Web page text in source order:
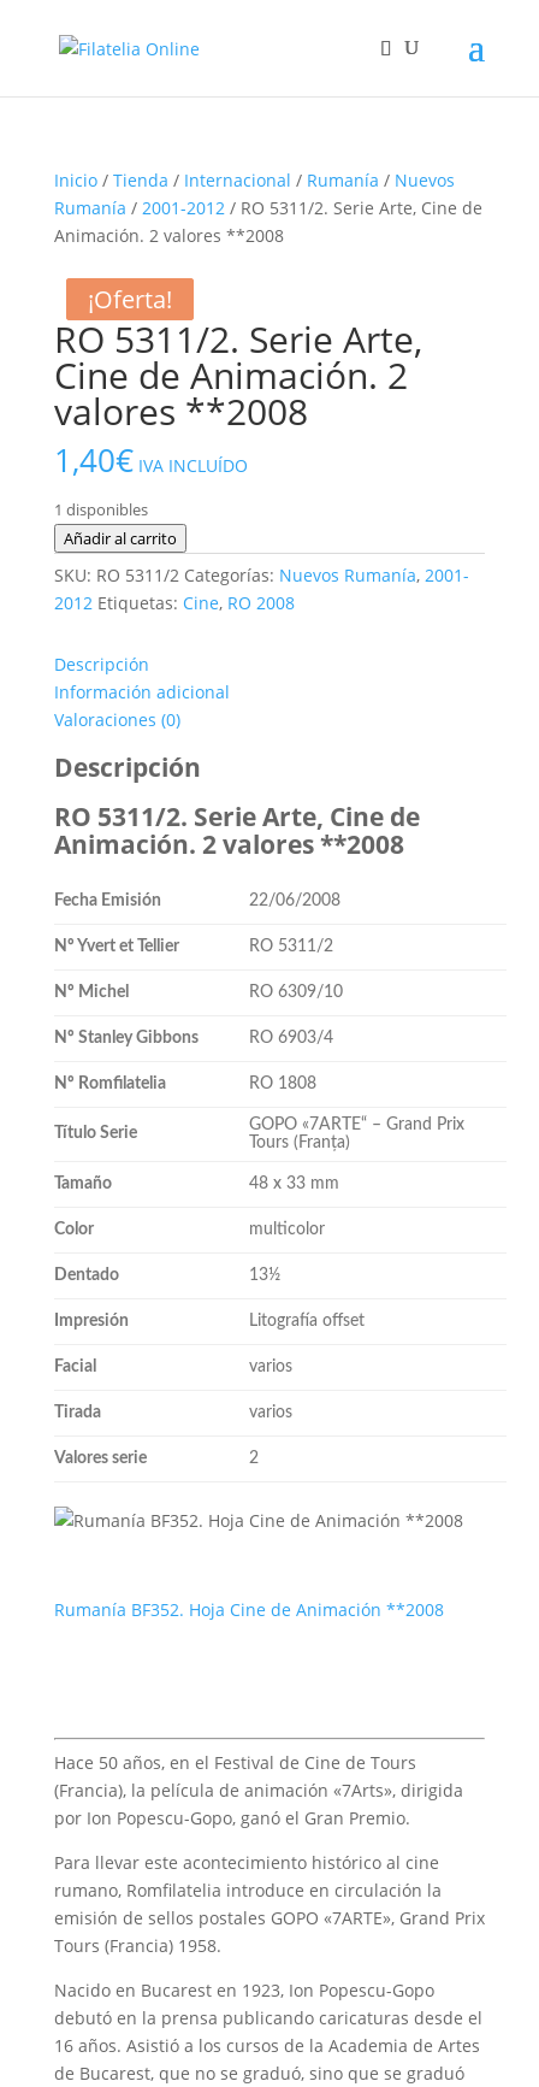
Inicio/ Tienda / Internacional / Rumanía / Nuevos
Rumanía / 2001-2012/ RO 5311/2. Serie Arte, Cine de
Animación. 2 valores **2008
RO 5311/2. Serie Arte,
Cine de Animación. 2
valores **2008
1,40€ IVA INCLUÍDO
1 disponibles
RO
5311/2.
Serie
de
Animación.
2
valores
cantidad
Añadir al carrito
SKU: RO 5311/2 Categorías: Nuevos Rumanía, 2001-
2012 Etiquetas: Cine, RO 2008
Descripción
Información adicional
Valoraciones (0)
Descripción
RO 5311/2. Serie Arte, Cine de
Animación. 2 valores **2008
Fecha Emisión 22/06/2008
Nº Yvert et Tellier RO 5311/2
Nº Michel RO 6309/10
Nº Stanley Gibbons RO 6903/4
Nº Romfilatelia RO 1808
Título Serie
GOPO «7ARTE“ – Grand Prix
Tours (Franța)
Tamaño 48 x 33 mm
Color multicolor
Dentado 13½
Impresión Litografía offset
Facial varios
Tirada varios
Valores serie 2
Rumanía BF352. Hoja Cine de Animación **2008
Hace 50 años, en el Festival de Cine de Tours
(Francia), la película de animación «7Arts», dirigida
por Ion Popescu-Gopo, ganó el Gran Premio.
Para llevar este acontecimiento histórico al cine
rumano, Romfilatelia introduce en circulación la
emisión de sellos postales GOPO «7ARTE», Grand Prix
Tours (Francia) 1958.
Nacido en Bucarest en 1923, Ion Popescu-Gopo
debutó en la prensa publicando caricaturas desde el
16 años. Asistió a los cursos de la Academia de Artes
de Bucarest, que no se graduó, sino que se graduó
¡Oferta!
¡Oferta!